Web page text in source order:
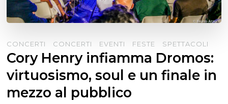
CONCERTI CONCERTI EVENTI FESTE SPETTACOLI
Cory Henry infiamma Dromos:
virtuosismo, soul e un finale in
mezzo al pubblico